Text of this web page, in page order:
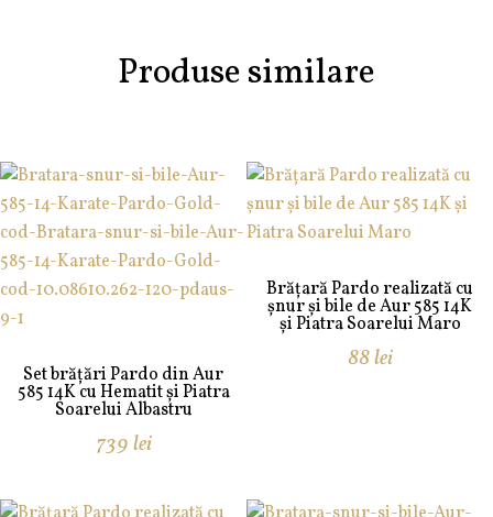
Produse similare
Set brățări Pardo din Aur
585 14K cu Hematit și Piatra
Soarelui Albastru
739lei
Brățară Pardo realizată cu
șnur și bile de Aur 585 14K
și Piatra Soarelui Maro
88lei